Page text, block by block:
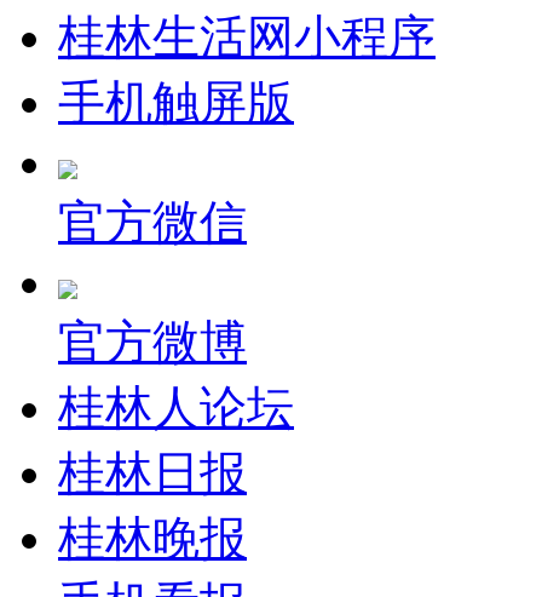
桂林生活网小程序
手机触屏版
官方微信
官方微博
桂林人论坛
桂林日报
桂林晚报